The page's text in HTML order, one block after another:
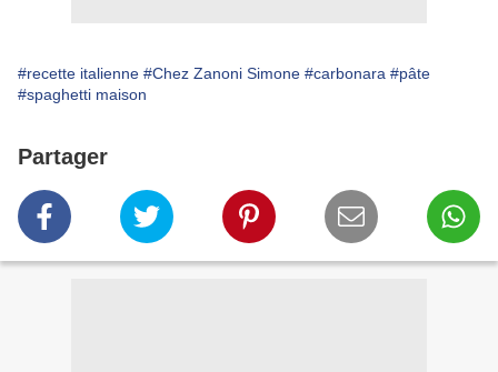
#recette italienne #Chez Zanoni Simone #carbonara #pâte
#spaghetti maison
Partager